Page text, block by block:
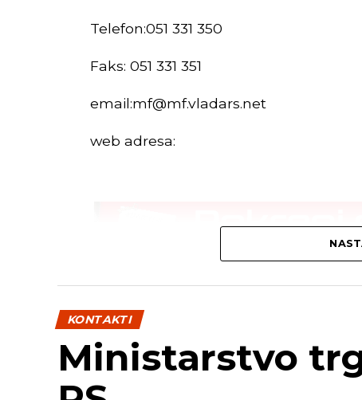
Telefon:051 331 350
Faks: 051 331 351
email:mf@mf.vladars.net
web adresa:
KONTAKTI
Ministarstvo